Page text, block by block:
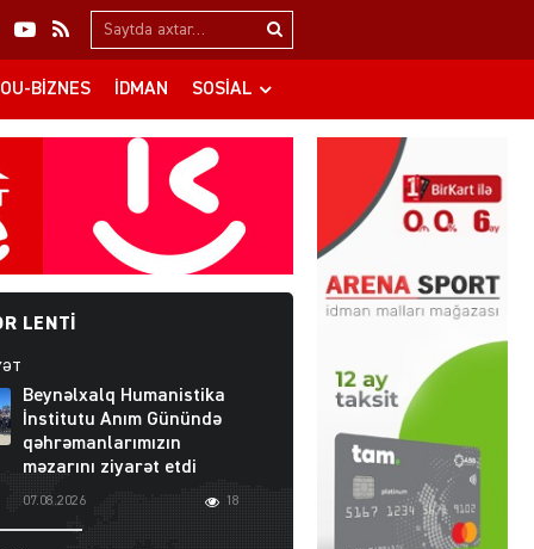
Search…
BIZNES İDMAN SOSIAL
LENTI
Beynəlxalq Humanistika
İnstitutu Anım Günündə
qəhrəmanlarımızın
məzarını ziyarət etdi
07.08.2026 18